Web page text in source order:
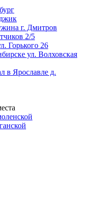
г. Дмитров
2/5
Горького 26
ул. Волховская
в Ярославле д.